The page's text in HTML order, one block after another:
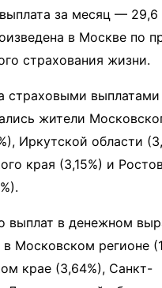
за месяц — 29,6
в Москве по
страхования жизни.
страховыми
жители
Иркутской области
края (3,15%) и
выплат в денежном
Московском регионе
крае (3,64%), Санкт-